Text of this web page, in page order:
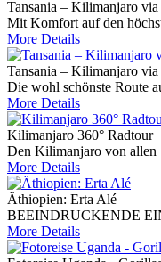
Tansania – Kilimanjaro
Mit Komfort auf den
More Details
Tansania – Kilimanjaro
Die wohl schönste Route
More Details
Kilimanjaro 360° Radtour
Den Kilimanjaro von allen
More Details
Äthiopien: Erta Alé
BEEINDRUCKENDE
More Details